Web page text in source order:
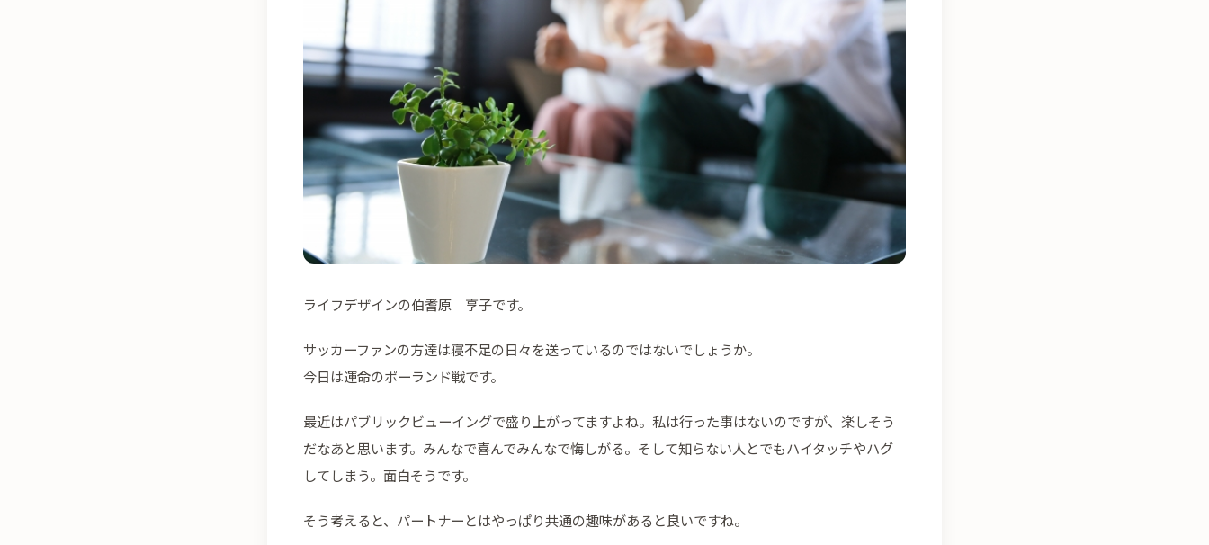
ライフデザインの伯耆原 享子です。
サッカーファンの方達は寝不足の日々を送っているのではないでしょうか。
今日は運命のポーランド戦です。
最近はパブリックビューイングで盛り上がってますよね。私は行った事はないのですが、楽しそう
だなあと思います。みんなで喜んでみんなで悔しがる。そして知らない人とでもハイタッチやハグ
してしまう。面白そうです。
そう考えると、パートナーとはやっぱり共通の趣味があると良いですね。